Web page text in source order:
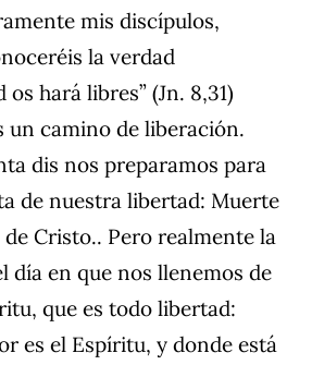
mis discípulos,
la verdad
os hará libres” (Jn. 8,31)
un camino de liberación.
dis nos preparamos para
de nuestra libertad: Muerte
Cristo.. Pero realmente la
día en que nos llenemos de
que es todo libertad:
es el Espíritu, y donde está